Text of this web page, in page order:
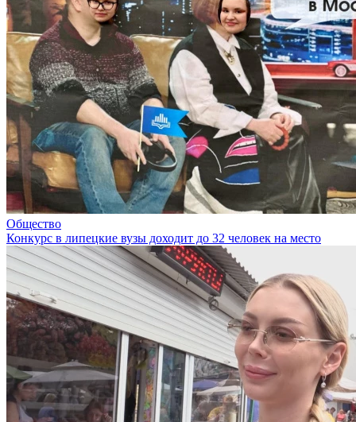
Общество
Конкурс в липецкие вузы доходит до 32 человек на место